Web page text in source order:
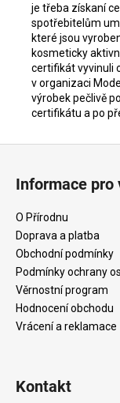
je třeba získaní
spotřebitelům
které jsou
kosmeticky
certifikát vyvinuli
v organizaci
výrobek pečlivě
certifikátu a po
Informace pro
O Přírodnu
Doprava a platba
Obchodní podmínky
Podmínky ochrany
Věrnostní program
Hodnocení obchodu
Vrácení a reklamace
Kontakt